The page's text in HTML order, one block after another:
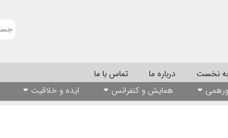
نخست درباره ما
تماس با ما
همایش و کنفرانس ایده و خلاقیت